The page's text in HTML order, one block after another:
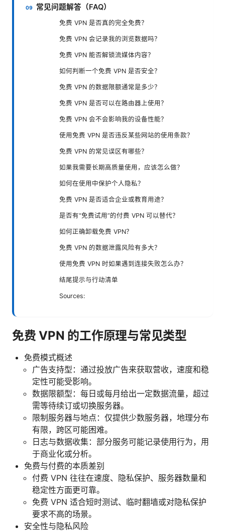
常见问题解答（FAQ）
免费 VPN 是否真的完全免费？
免费 VPN 会记录我的浏览数据吗？
免费 VPN 能否解锁流媒体内容？
如何判断一个免费 VPN 是否安全？
免费 VPN 的数据限额通常是多少？
免费 VPN 是否可以在路由器上使用？
免费 VPN 会不会影响我的设备性能？
使用免费 VPN 是否违反某些网站的使用条款？
免费 VPN 的常见误区有哪些？
如果我需要长期高质量使用，应该怎么做？
如何在使用中保护个人隐私？
免费 VPN 是否适合企业或教育用途？
是否有“免费试用”的付费 VPN 可以替代？
如何正确卸载免费 VPN？
免费 VPN 的数据泄露风险有多大？
使用免费 VPN 时如果遇到连接失败怎么办？
结尾提示与行动清单
Sources:
免费 VPN 的工作原理与常见类型
免费模式概述
广告支持型：通过投放广告来获取营收，速度和稳
定性可能受影响。
数据限额型：每日或每月给出一定数据流量，超过
需等待续订或切换服务器。
限制服务器与地点：仅提供少数服务器，地理分布
有限，跨区可能困难。
日志与数据收集：部分服务可能记录使用行为，用
于商业化或分析。
免费与付费的本质差别
付费 VPN 往往在速度、隐私保护、服务器数量和
稳定性方面更可靠。
免费 VPN 适合短时测试、临时翻墙或对隐私保护
要求不高的场景。
安全性与隐私风险